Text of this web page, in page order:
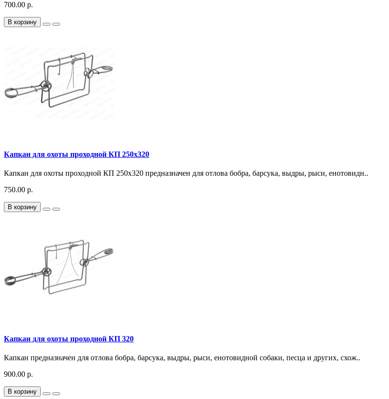
700.00 р.
В корзину
Капкан для охоты проходной КП 250x320
Капкан для охоты проходной КП 250x320 предназначен для отлова бобра, барсука, выдры, рыси, енотовидн..
750.00 р.
В корзину
Капкан для охоты проходной КП 320
Капкан предназначен для отлова бобра, барсука, выдры, рыси, енотовидной собаки, песца и других, схож..
900.00 р.
В корзину